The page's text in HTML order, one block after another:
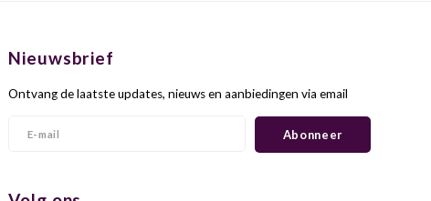
Nieuwsbrief
Ontvang de laatste updates, nieuws en aanbiedingen via email
Abonneer